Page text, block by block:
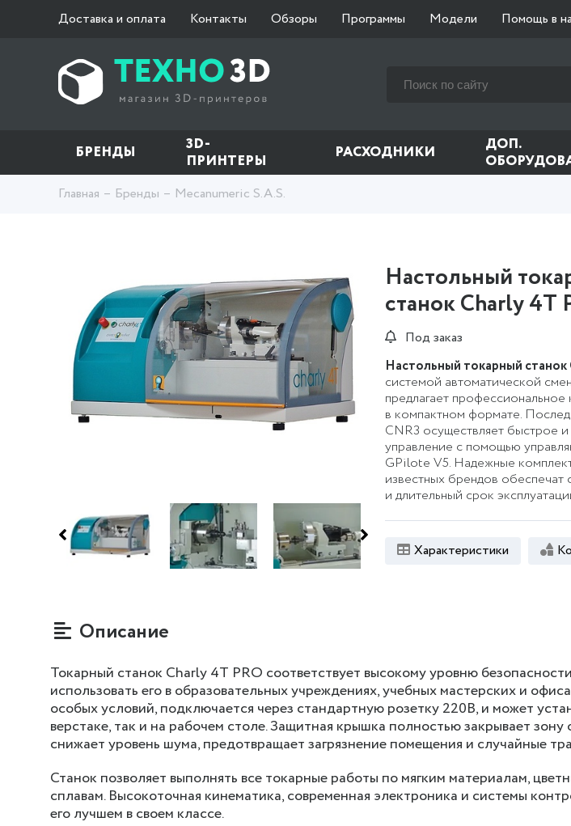
Доставка и оплата Контакты Обзоры Программы Модели Помощь в
БРЕНДЫ
3D-
ПРИНТЕРЫ
РАСХОДНИКИ
ДОП.
Главная Бренды Mecanumeric S.A.S.
Настольный
станок Charly 4T
Под заказ
Настольный токарный станок
системой автоматической
предлагает
в компактном формате.
CNR3 осуществляет быстрое
управление с помощью
GPilote V5. Надежные
известных брендов обеспечат
и длительный срок
Характеристики
Описание
Токарный станок Charly 4T PRO соответствует высокому уровню
использовать его в образовательных учреждениях, учебных мастерских и
особых условий, подключается через стандартную розетку 220В, и может
верстаке, так и на рабочем столе. Защитная крышка полностью закрывает зону
снижает уровень шума, предотвращает загрязнение помещения и случайные
Станок позволяет выполнять все токарные работы по мягким материалам,
сплавам. Высокоточная кинематика, современная электроника и системы
его лучшем в своем классе.